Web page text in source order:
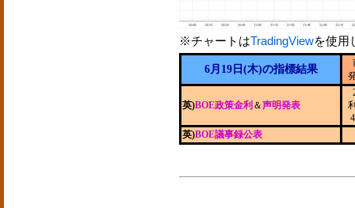
※チャートはTradingViewを使用
6月19日(木)の指標結果
英)BOE政策金利 ＆声明発表
英)BOE議事録公表